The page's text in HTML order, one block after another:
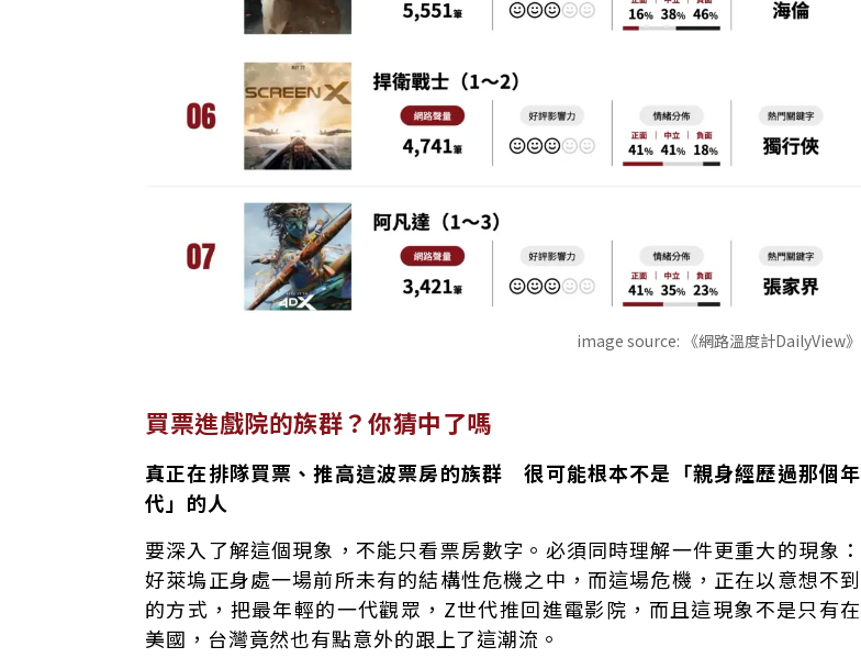
image source: 《網路溫度計DailyView》
買票進戲院的族群？你猜中了嗎
真正在排隊買票、推高這波票房的族群 很可能根本不是「親身經歷過那個年
代」的人
要深入了解這個現象，不能只看票房數字。必須同時理解一件更重大的現象：
好萊塢正身處一場前所未有的結構性危機之中，而這場危機，正在以意想不到
的方式，把最年輕的一代觀眾，Z世代推回進電影院，而且這現象不是只有在
美國，台灣竟然也有點意外的跟上了這潮流。